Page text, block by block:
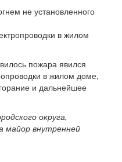
не установленного
в жилом
пожара явился
в жилом доме,
и дальнейшее
округа,
майор внутренней